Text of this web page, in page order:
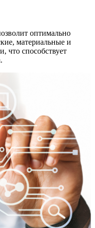
оптимально
материальные и
что способствует